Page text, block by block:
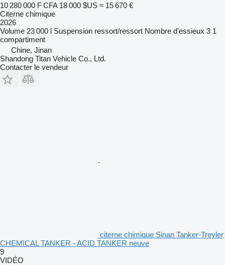
10 280 000 F CFA 18 000 $US ≈ 15 670 €
Citerne chimique
2026
Volume 23 000 l Suspension ressort/ressort Nombre d'essieux 3 1
compartiment
Chine, Jinan
Shandong Titan Vehicle Co., Ltd.
Contacter le vendeur
citerne chimique Sinan Tanker-Treyler
CHEMICAL TANKER - ACID TANKER neuve
9
VIDÉO